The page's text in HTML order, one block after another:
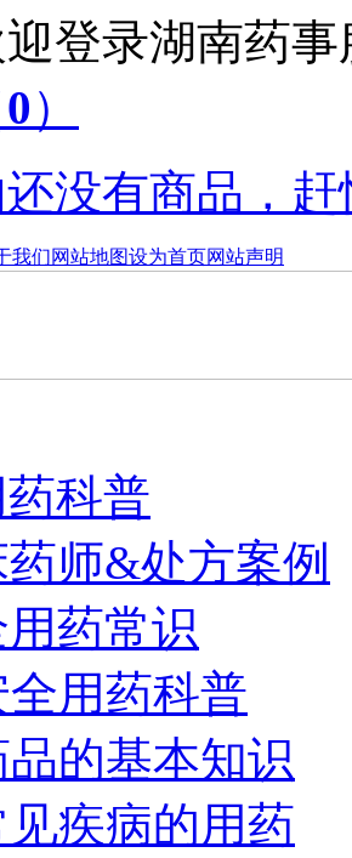
迎登录湖南药
0）
没有商品，
我们网站地图设为首页网站声明
科普
师&处方案例
药常识
全用药科普
品的基本知识
见疾病的用药